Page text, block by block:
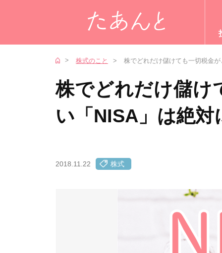
株式のこと 株でどれだけ儲けても一切税金
株でどれだけ儲け
い「NISA」は絶対
2018.11.22 株式